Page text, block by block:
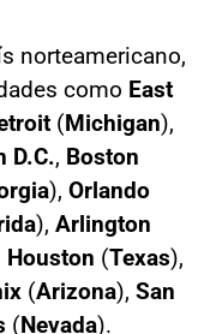
norteamericano,
como East
(Michigan),
D.C., Boston
), Orlando
), Arlington
Houston (Texas),
(Arizona), San
(Nevada).